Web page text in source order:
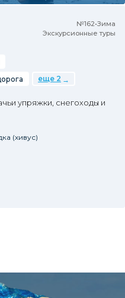
№162•Зима
Экскурсионные туры
еще 2
упряжки, снегоходы и
(хивус)